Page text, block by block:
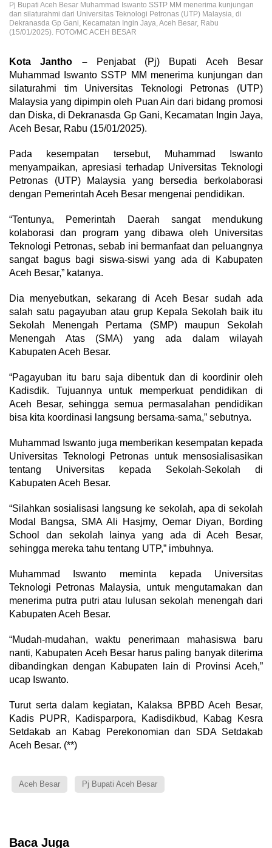
Pj Bupati Aceh Besar Muhammad Iswanto SSTP MM menerima kunjungan
dan silaturahmi dari Universitas Teknologi Petronas (UTP) Malaysia, di
Dekranasda Gp Gani, Kecamatan Ingin Jaya, Aceh Besar, Rabu
(15/01/2025). FOTO/MC ACEH BESAR
Kota Jantho –Penjabat (Pj) Bupati Aceh Besar
Muhammad Iswanto SSTP MM menerima kunjungan dan
silaturahmi tim Universitas Teknologi Petronas (UTP)
Malaysia yang dipimpin oleh Puan Ain dari bidang promosi
dan Diska, di Dekranasda Gp Gani, Kecamatan Ingin Jaya,
Aceh Besar, Rabu (15/01/2025).
Pada kesempatan tersebut, Muhammad Iswanto
menyampaikan, apresiasi terhadap Universitas Teknologi
Petronas (UTP) Malaysia yang bersedia berkolaborasi
dengan Pemerintah Aceh Besar mengenai pendidikan.
“Tentunya, Pemerintah Daerah sangat mendukung
kolaborasi dan program yang dibawa oleh Universitas
Teknologi Petronas, sebab ini bermanfaat dan peluangnya
sangat bagus bagi siswa-siswi yang ada di Kabupaten
Aceh Besar,” katanya.
Dia menyebutkan, sekarang di Aceh Besar sudah ada
salah satu pagayuban atau grup Kepala Sekolah baik itu
Sekolah Menengah Pertama (SMP) maupun Sekolah
Menengah Atas (SMA) yang ada dalam wilayah
Kabupaten Aceh Besar.
“Pagayuban itu baru saja dibentuk dan di koordinir oleh
Kadisdik. Tujuannya untuk memperkuat pendidikan di
Aceh Besar, sehingga semua permasalahan pendidikan
bisa kita koordinasi langsung bersama-sama,” sebutnya.
Muhammad Iswanto juga memberikan kesempatan kepada
Universitas Teknologi Petronas untuk mensosialisasikan
tentang Universitas kepada Sekolah-Sekolah di
Kabupaten Aceh Besar.
“Silahkan sosialisasi langsung ke sekolah, apa di sekolah
Modal Bangsa, SMA Ali Hasjmy, Oemar Diyan, Bording
School dan sekolah lainya yang ada di Aceh Besar,
sehingga mereka tahu tentang UTP,” imbuhnya.
Muhammad Iswanto meminta kepada Universitas
Teknologi Petronas Malaysia, untuk mengutamakan dan
menerima putra putri atau lulusan sekolah menengah dari
Kabupaten Aceh Besar.
“Mudah-mudahan, waktu penerimaan mahasiswa baru
nanti, Kabupaten Aceh Besar harus paling banyak diterima
dibandingkan dengan Kabupaten lain di Provinsi Aceh,”
ucap Iswanto.
Turut serta dalam kegiatan, Kalaksa BPBD Aceh Besar,
Kadis PUPR, Kadisparpora, Kadisdikbud, Kabag Kesra
Setdakab an Kabag Perekonomian dan SDA Setdakab
Aceh Besar. (**)
Aceh Besar Pj Bupati Aceh Besar
Baca Juga